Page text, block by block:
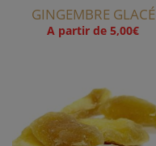
GINGEMBRE GLACÉ
A partir de5,00€